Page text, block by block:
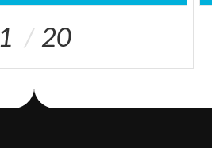
1 20